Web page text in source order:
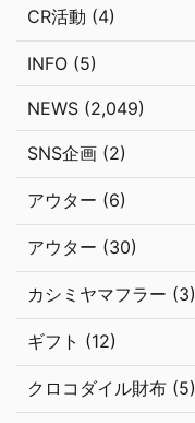
CR活動 (4)
INFO (5)
NEWS (2,049)
SNS企画 (2)
アウター (6)
アウター (30)
カシミヤマフラー (3)
ギフト (12)
クロコダイル財布 (5)